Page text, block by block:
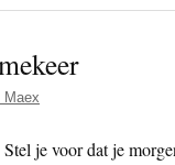
Maex
Stel je voor dat je